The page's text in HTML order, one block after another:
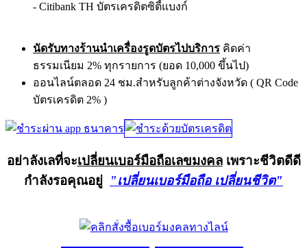
- Citibank TH บัตรเครดิตซิตี้แบงก์
นัดรับทางร้านนำเครื่องรูดบัตรไปบริการ คิดค่า
ธรรมเนียม 2% ทุกรายการ (ยอด 10,000 ขึ้นไป)
ออนไลน์ตลอด 24 ชม.สำหรับลูกค้าต่างจังหวัด ( QR Code
บัตรเครดิต 2% )
อย่าลังเลที่จะเปลี่ยนเบอร์มือถือเลขมงคลเพราะชีวิตดีดี
กำลังรอคุณอยู่
"เปลี่ยนเบอร์มือถือ เปลี่ยนชีวิต"